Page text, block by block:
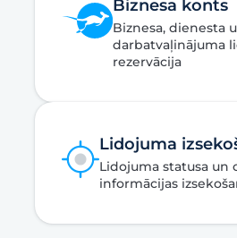
Biznesa konts
Biznesa, dienesta
darbatvaļinājuma
rezervācija
Lidojuma
Lidojuma statusa un
informācijas